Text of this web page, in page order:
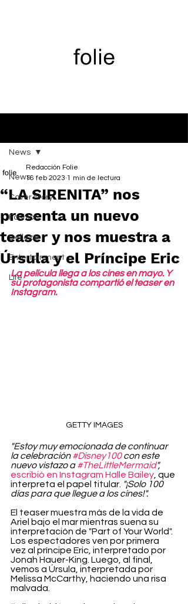
News
Cover Story
Fashion
Belleza
Entertainment
Life
News
“LA SIRENITA” nos
presenta un nuevo
teaser y nos muestra a
Úrsula y el Príncipe Eric
Redacción Folie
16 feb 2023 1 min de lectura
La película llega a los cines en mayo. Y
su protagonista compartió el teaser en
Instagram.
GETTY IMAGES
"Estoy muy emocionada de continuar
la celebración #Disney100 con este
nuevo vistazo a #TheLittleMermaid",
escribió en Instagram Halle Bailey, que
interpreta el papel titular. "¡Solo 100
días para que llegue a los cines!".
El teaser muestra más de la vida de
Ariel bajo el mar mientras suena su
interpretación de "Part of Your World".
Los espectadores ven por primera
vez al príncipe Eric, interpretado por
Jonah Hauer-King. Luego, al final,
vemos a Úrsula, interpretada por
Melissa McCarthy, haciendo una risa
malvada.